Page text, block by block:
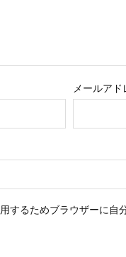
メールアド
するためブラウザーに自